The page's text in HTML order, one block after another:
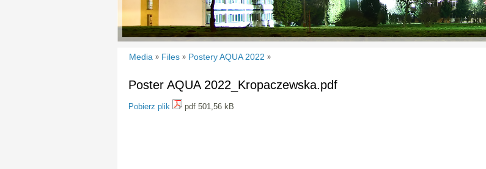
Media » Files » Postery AQUA 2022 »
Poster AQUA 2022_Kropaczewska.pdf
Pobierz plik pdf 501,56 kB